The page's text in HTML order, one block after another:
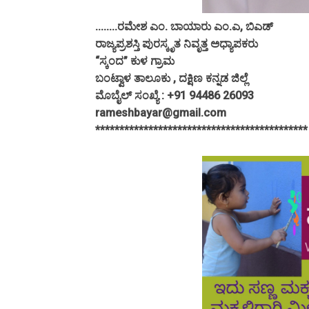
........ರಮೇಶ ಎಂ. ಬಾಯಾರು ಎಂ.ಎ, ಬಿಎಡ್
ರಾಜ್ಯಪ್ರಶಸ್ತಿ ಪುರಸ್ಕೃತ ನಿವೃತ್ತ ಅಧ್ಯಾಪಕರು
“ಸ್ಕಂದ” ಕುಳ ಗ್ರಾಮ
ಬಂಟ್ವಾಳ ತಾಲೂಕು , ದಕ್ಷಿಣ ಕನ್ನಡ ಜಿಲ್ಲೆ
ಮೊಬೈಲ್ ಸಂಖ್ಯೆ : +91 94486 26093
rameshbayar@gmail.com